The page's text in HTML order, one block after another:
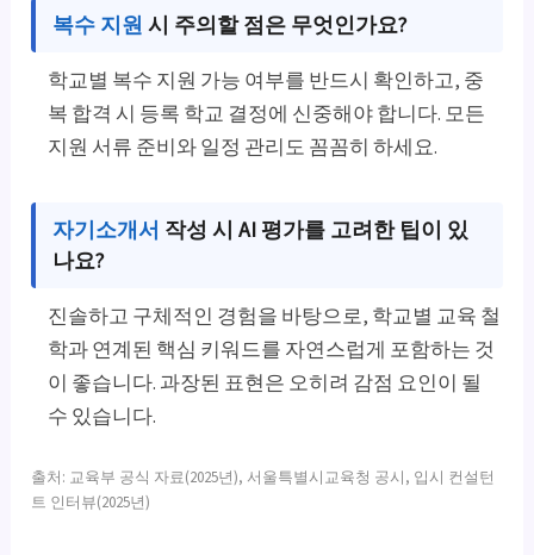
복수 지원 시 주의할 점은 무엇인가요?
학교별 복수 지원 가능 여부를 반드시 확인하고, 중
복 합격 시 등록 학교 결정에 신중해야 합니다. 모든
지원 서류 준비와 일정 관리도 꼼꼼히 하세요.
자기소개서 작성 시 AI 평가를 고려한 팁이 있
나요?
진솔하고 구체적인 경험을 바탕으로, 학교별 교육 철
학과 연계된 핵심 키워드를 자연스럽게 포함하는 것
이 좋습니다. 과장된 표현은 오히려 감점 요인이 될
수 있습니다.
출처: 교육부 공식 자료(2025년), 서울특별시교육청 공시, 입시 컨설턴
트 인터뷰(2025년)